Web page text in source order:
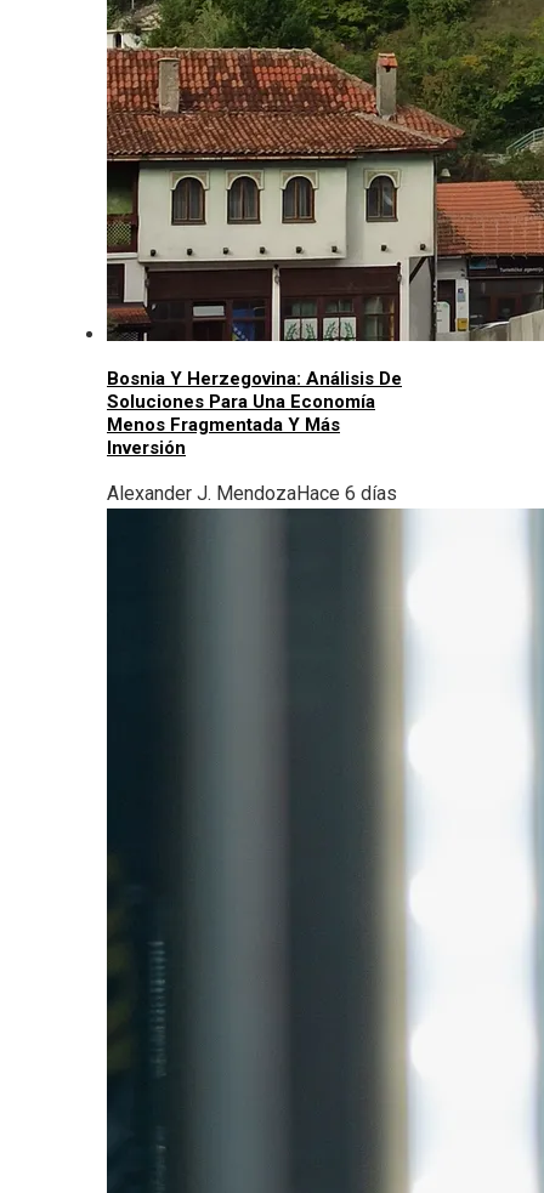
Bosnia Y Herzegovina: Análisis De
Soluciones Para Una Economía
Menos Fragmentada Y Más
Inversión
Alexander J. MendozaHace 6 días